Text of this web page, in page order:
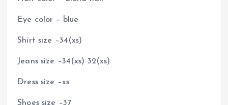
Eye color – blue
Shirt size –34(xs)
Jeans size –34(xs) 32(xs)
Dress size –xs
Shoes size –37